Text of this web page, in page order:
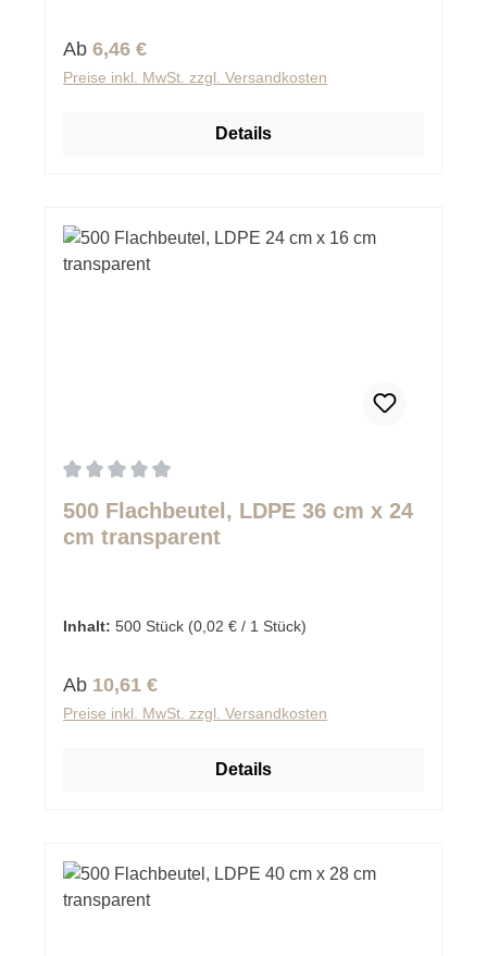
Regulärer Preis:
Ab 6,46 €
Preise inkl. MwSt. zzgl. Versandkosten
Details
500 Flachbeutel, LDPE 36 cm x 24
cm transparent
Inhalt: 500 Stück (0,02 € / 1 Stück)
Regulärer Preis:
Ab 10,61 €
Preise inkl. MwSt. zzgl. Versandkosten
Details